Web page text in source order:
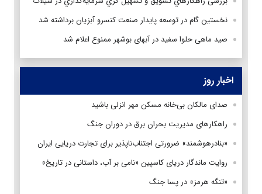
نخستين گام در توسعه پايدار صنعت كنسرو آبزيان برداشته شد
صید ماهی حلوا سفید در آبهای بوشهر ممنوع اعلام شد
اخبار روز
صدای مالکان بی‌خانه مسکن مهر انزلی باشید
راهکارهای مدیریت بحران برق در دوران جنگ
«بنادرهوشمند» ضرورتی اجتناب‌ناپذیر برای تجارت دریایی ایران
روایت ماندگار دریای کاسپین «نامی بر آب، داستانی در تاریخ»
«تنگه هرمز» در پسا جنگ